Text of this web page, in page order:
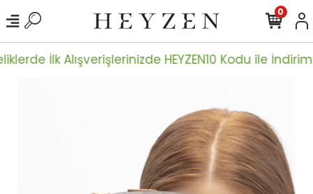
İlk Alışverişlerinizde HEYZEN10 Kodu ile
0